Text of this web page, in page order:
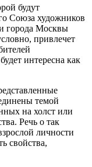
будут
Союза художников
города Москвы
привлечет
интересна как
темой
на холст или
Речь о так
личности
свойства,